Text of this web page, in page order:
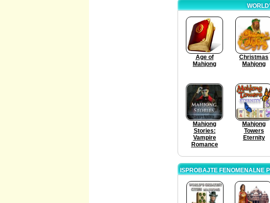
Age of
Mahjong
Christmas
Mahjong
Mahjong
Stories:
Vampire
Romance
Mahjong
Towers
Eternity
ISPROBAJTE FENOMENALNE